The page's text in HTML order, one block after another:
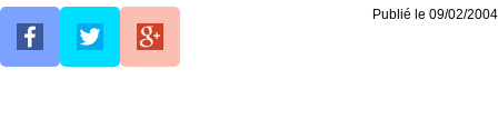
Publié le 09/02/2004